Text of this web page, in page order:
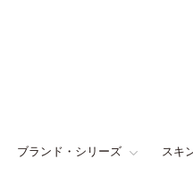
ブランド・シリーズ スキ